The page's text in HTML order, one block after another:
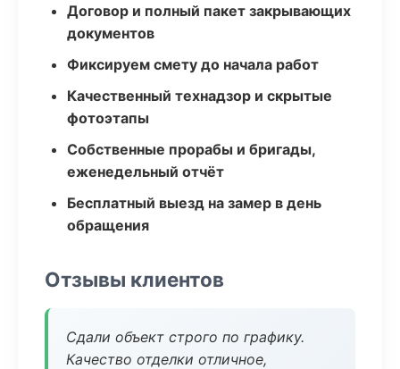
Договор и полный пакет закрывающих
документов
Фиксируем смету до начала работ
Качественный технадзор и скрытые
фотоэтапы
Собственные прорабы и бригады,
еженедельный отчёт
Бесплатный выезд на замер в день
обращения
Отзывы клиентов
Сдали объект строго по графику.
Качество отделки отличное,